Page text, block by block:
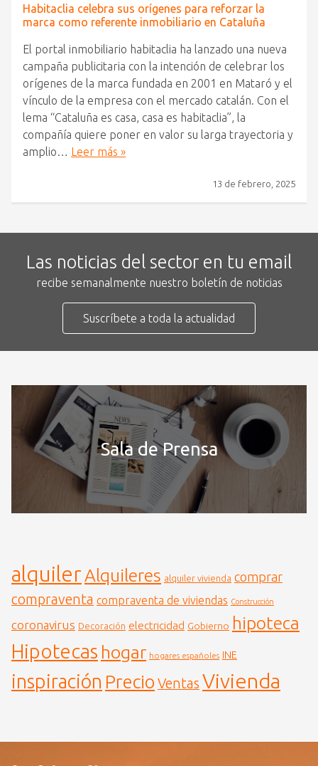
Habitaclia celebra sus orígenes para reforzar la
marca como referente inmobiliario en Cataluña
El portal inmobiliario habitaclia ha lanzado una nueva
campaña publicitaria con la intención de celebrar los
orígenes de la marca fundada en 2001 en Mataró y el
vínculo de la empresa con el mercado catalán. Con el
lema “Cataluña es casa, casa es habitaclia”, la
compañía quiere poner en valor su larga trayectoria y
amplio… Leer más »
13 de febrero, 2025
Las noticias del sector en tu email
recibe semanalmente nuestro boletín de noticias
Suscríbete a toda la actualidad
Sala de Prensa
alquilerAlquileres alquiler vivienda comprar
compraventa compraventa de viviendas Construcción
coronavirus Decoración electricidad Gobierno hipoteca
Hipotecas hogar hogares españoles INE
inspiración Precio Ventas Vivienda